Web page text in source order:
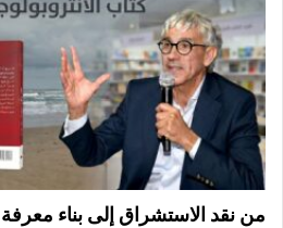
من نقد الاستشراق إلى بناء معرفة